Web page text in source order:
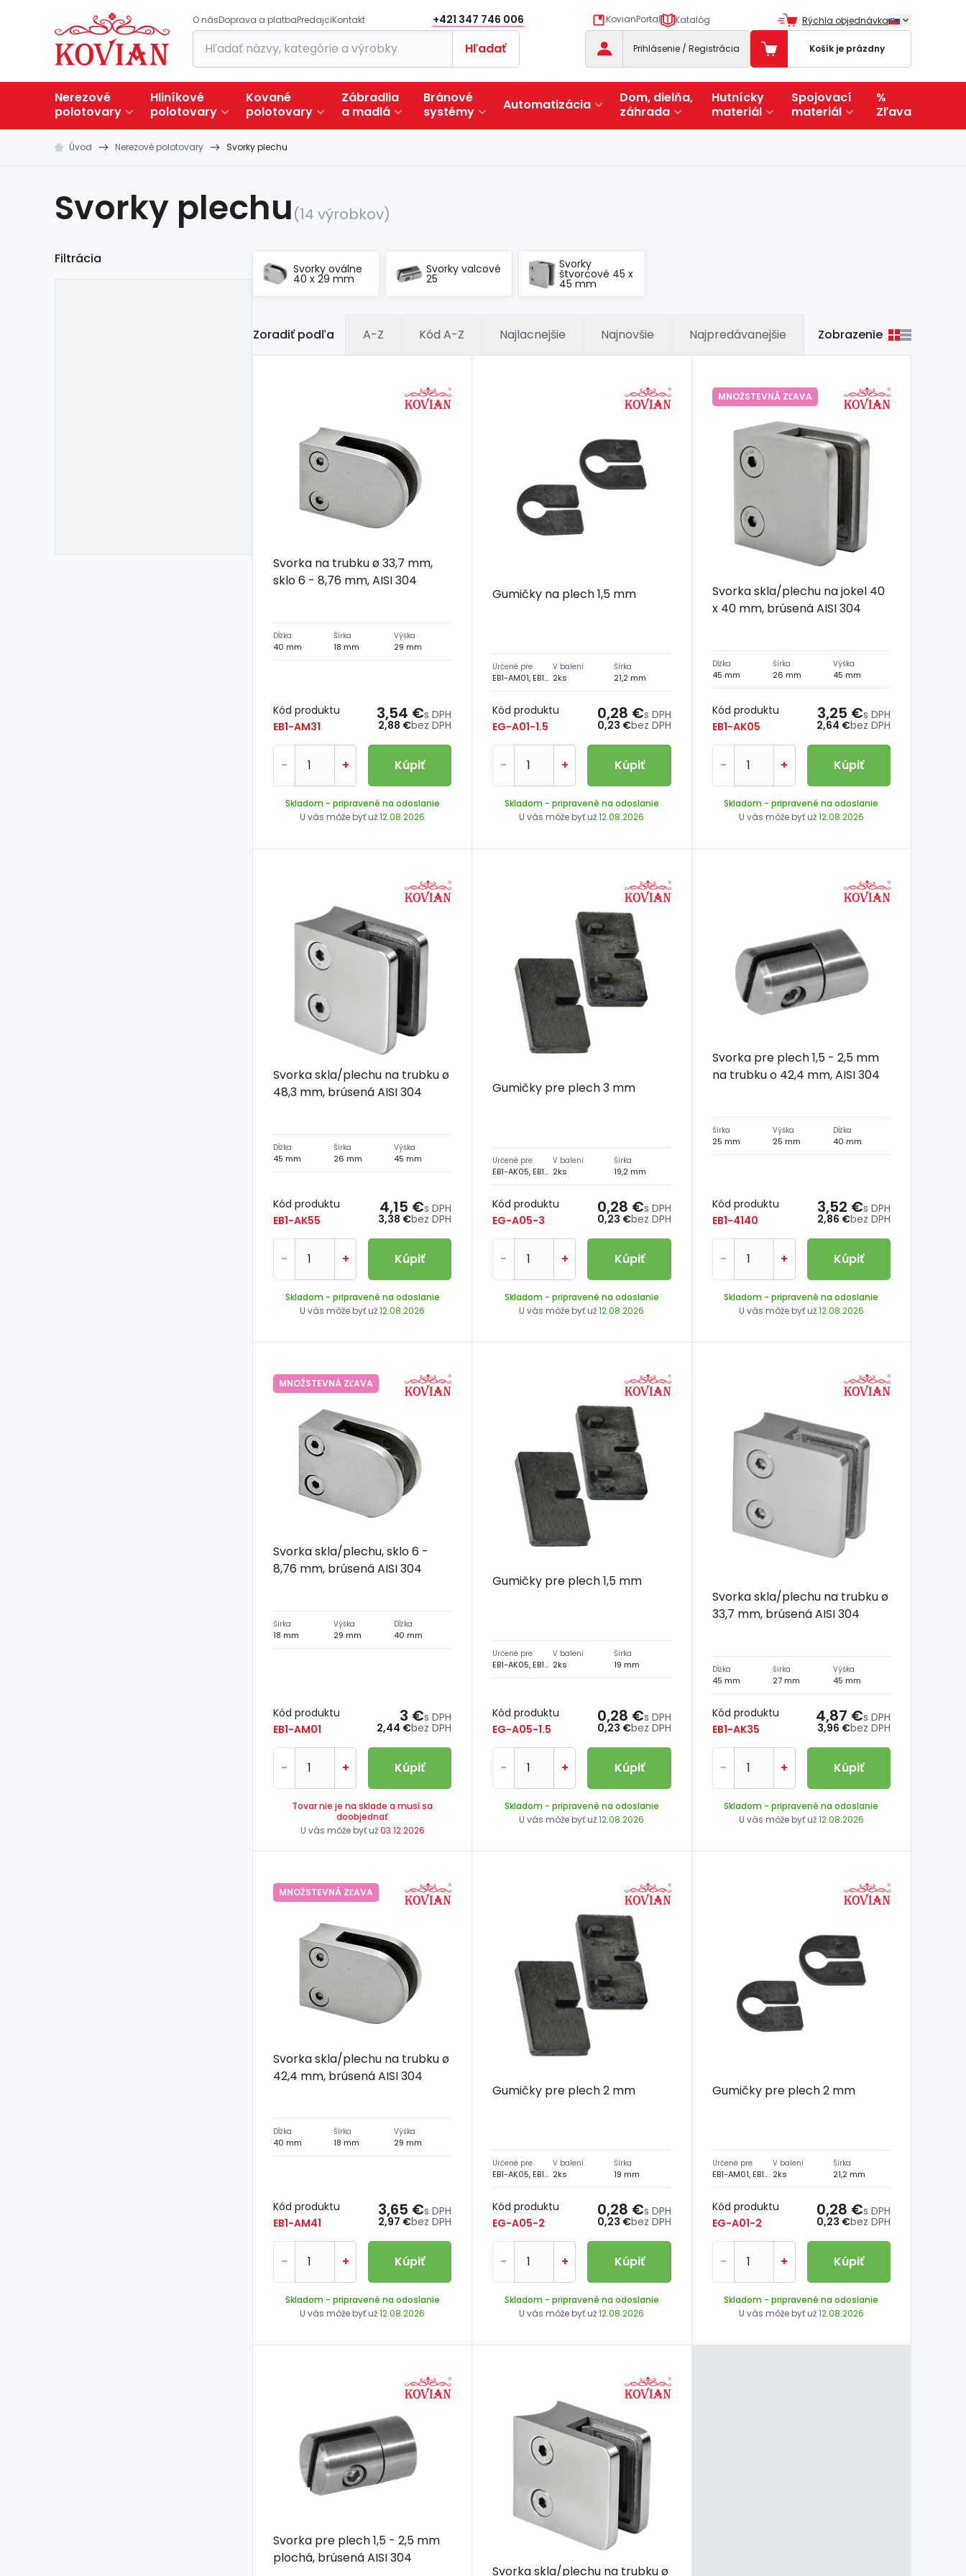
O násDoprava a platbaPredajciKontakt +421 347 746 006 KovianPortal Katalóg Rýchla objednávka
Hľadať Prihlásenie / Registrácia Košík je prázdny
Nerezové
polotovary
Hliníkové
polotovary
Kované
polotovary
Zábradlia
a madlá
Bránové
systémy
Automatizácia
Dom, dielňa,
záhrada
Hutnícky
materiál
Spojovací
materiál
%
Zľava
Úvod Nerezové polotovary Svorky plechu
Svorky plechu(14 výrobkov)
Filtrácia
Svorky oválne
40 x 29 mm
Svorky valcové
25
Svorky
štvorcové 45 x
45 mm
Zoradiť podľa A-Z Kód A-Z Najlacnejšie Najnovšie Najpredávanejšie Zobrazenie
Svorka na trubku ø 33,7 mm,
sklo 6 - 8,76 mm, AISI 304
Dĺžka
40 mm
Šírka
18 mm
Výška
29 mm
Kód produktu
EB1-AM31
2,88 €bez DPH
3,54 €s DPH
- + Kúpiť
Skladom - pripravené na odoslanie
U vás môže byť už12.08.2026
Gumičky na plech 1,5 mm
Určené pre
EB1-AM01, EB1-AM41, EB1-AM31
V balení
2ks
Šírka
21,2 mm
Kód produktu
EG-A01-1.5
0,23 €bez DPH
0,28 €s DPH
- + Kúpiť
Skladom - pripravené na odoslanie
U vás môže byť už12.08.2026
MNOŽSTEVNÁ ZĽAVA
Svorka skla/plechu na jokel 40
x 40 mm, brúsená AISI 304
Dĺžka
45 mm
Šírka
26 mm
Výška
45 mm
Kód produktu
EB1-AK05
2,64 €bez DPH
3,25 €s DPH
- + Kúpiť
Skladom - pripravené na odoslanie
U vás môže byť už12.08.2026
Svorka skla/plechu na trubku ø
48,3 mm, brúsená AISI 304
Dĺžka
45 mm
Šírka
26 mm
Výška
45 mm
Kód produktu
EB1-AK55
3,38 €bez DPH
4,15 €s DPH
- + Kúpiť
Skladom - pripravené na odoslanie
U vás môže byť už12.08.2026
Gumičky pre plech 3 mm
Určené pre
EB1-AK05, EB1-AK35, EB1-AK45, EB1-AK55, EL1-AK05, EL1-AK45, E-Z015
V balení
2ks
Šírka
19,2 mm
Kód produktu
EG-A05-3
0,23 €bez DPH
0,28 €s DPH
- + Kúpiť
Skladom - pripravené na odoslanie
U vás môže byť už12.08.2026
Svorka pre plech 1,5 - 2,5 mm
na trubku o 42,4 mm, AISI 304
Šírka
25 mm
Výška
25 mm
Dĺžka
40 mm
Kód produktu
EB1-4140
2,86 €bez DPH
3,52 €s DPH
- + Kúpiť
Skladom - pripravené na odoslanie
U vás môže byť už12.08.2026
MNOŽSTEVNÁ ZĽAVA
Svorka skla/plechu, sklo 6 -
8,76 mm, brúsená AISI 304
Šírka
18 mm
Výška
29 mm
Dĺžka
40 mm
Kód produktu
EB1-AM01
2,44 €bez DPH
3 €s DPH
- + Kúpiť
Tovar nie je na sklade a musí sa
doobjednať
U vás môže byť už03.12.2026
Gumičky pre plech 1,5 mm
Určené pre
EB1-AK05, EB1-AK35, EB1-AK45, EB1-AK55, EL1-AK05, EL1-AK45, E-Z015
V balení
2ks
Šírka
19 mm
Kód produktu
EG-A05-1.5
0,23 €bez DPH
0,28 €s DPH
- + Kúpiť
Skladom - pripravené na odoslanie
U vás môže byť už12.08.2026
Svorka skla/plechu na trubku ø
33,7 mm, brúsená AISI 304
Dĺžka
45 mm
Šírka
27 mm
Výška
45 mm
Kód produktu
EB1-AK35
3,96 €bez DPH
4,87 €s DPH
- + Kúpiť
Skladom - pripravené na odoslanie
U vás môže byť už12.08.2026
MNOŽSTEVNÁ ZĽAVA
Svorka skla/plechu na trubku ø
42,4 mm, brúsená AISI 304
Dĺžka
40 mm
Šírka
18 mm
Výška
29 mm
Kód produktu
EB1-AM41
2,97 €bez DPH
3,65 €s DPH
- + Kúpiť
Skladom - pripravené na odoslanie
U vás môže byť už12.08.2026
Gumičky pre plech 2 mm
Určené pre
EB1-AK05, EB1-AK35, EB1-AK45, EB1-AK55, EL1-AK05, EL1-AK45, E-Z015
V balení
2ks
Šírka
19 mm
Kód produktu
EG-A05-2
0,23 €bez DPH
0,28 €s DPH
- + Kúpiť
Skladom - pripravené na odoslanie
U vás môže byť už12.08.2026
Gumičky pre plech 2 mm
Určené pre
EB1-AM01, EB1-AM41, EB1-AM31
V balení
2ks
Šírka
21,2 mm
Kód produktu
EG-A01-2
0,23 €bez DPH
0,28 €s DPH
- + Kúpiť
Skladom - pripravené na odoslanie
U vás môže byť už12.08.2026
Svorka pre plech 1,5 - 2,5 mm
plochá, brúsená AISI 304
Svorka skla/plechu na trubku ø